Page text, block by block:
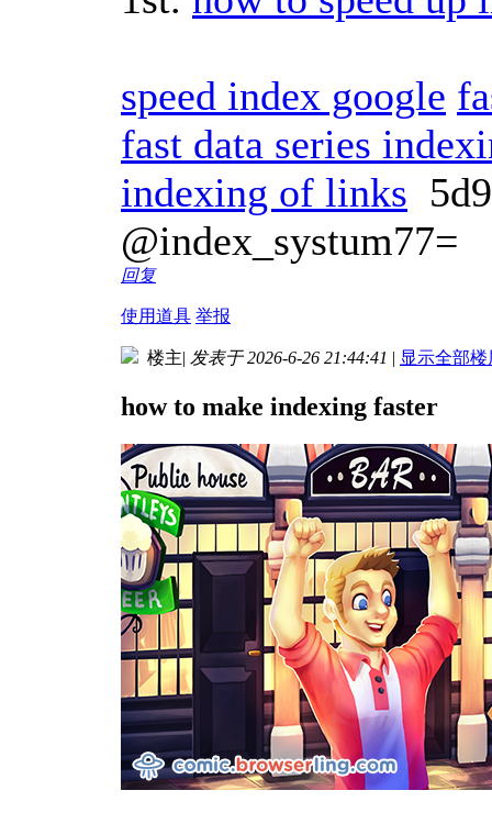
speed index google
fast data series
indexing of links
@index_systum77=
回复
使用道具 举报
楼主| 发表于 2026-6-26 21:44:41 | 显示全部楼
how to make indexing faster